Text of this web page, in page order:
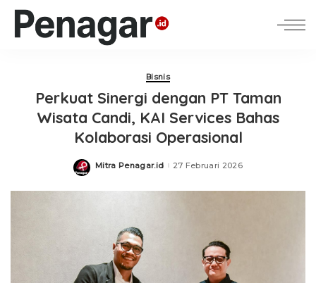
Bisnis
Perkuat Sinergi dengan PT Taman
Wisata Candi, KAI Services Bahas
Kolaborasi Operasional
Posted
Mitra Penagar.id 27 Februari 2026